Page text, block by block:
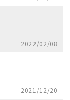
2022/02/08
2021/12/20